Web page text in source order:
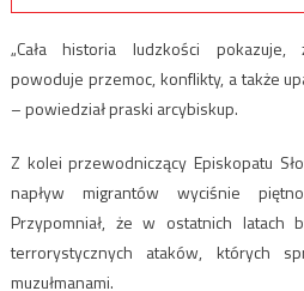
„Cała historia ludzkości pokazuje,
powoduje przemoc, konflikty, a także
– powiedział praski arcybiskup.
Z kolei przewodniczący Episkopatu
napływ migrantów wyciśnie
Przypomniał, że w ostatnich latach
terrorystycznych ataków, których
muzułmanami.